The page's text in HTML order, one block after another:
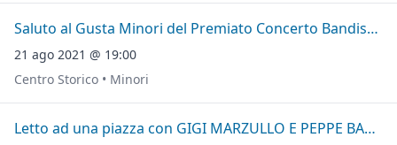
Saluto al Gusta Minori del Premiato Concerto Bandistico "Città di Minori"
21 ago 2021 @ 19:00
Centro Storico • Minori
Letto ad una piazza con GIGI MARZULLO E PEPPE BARRA